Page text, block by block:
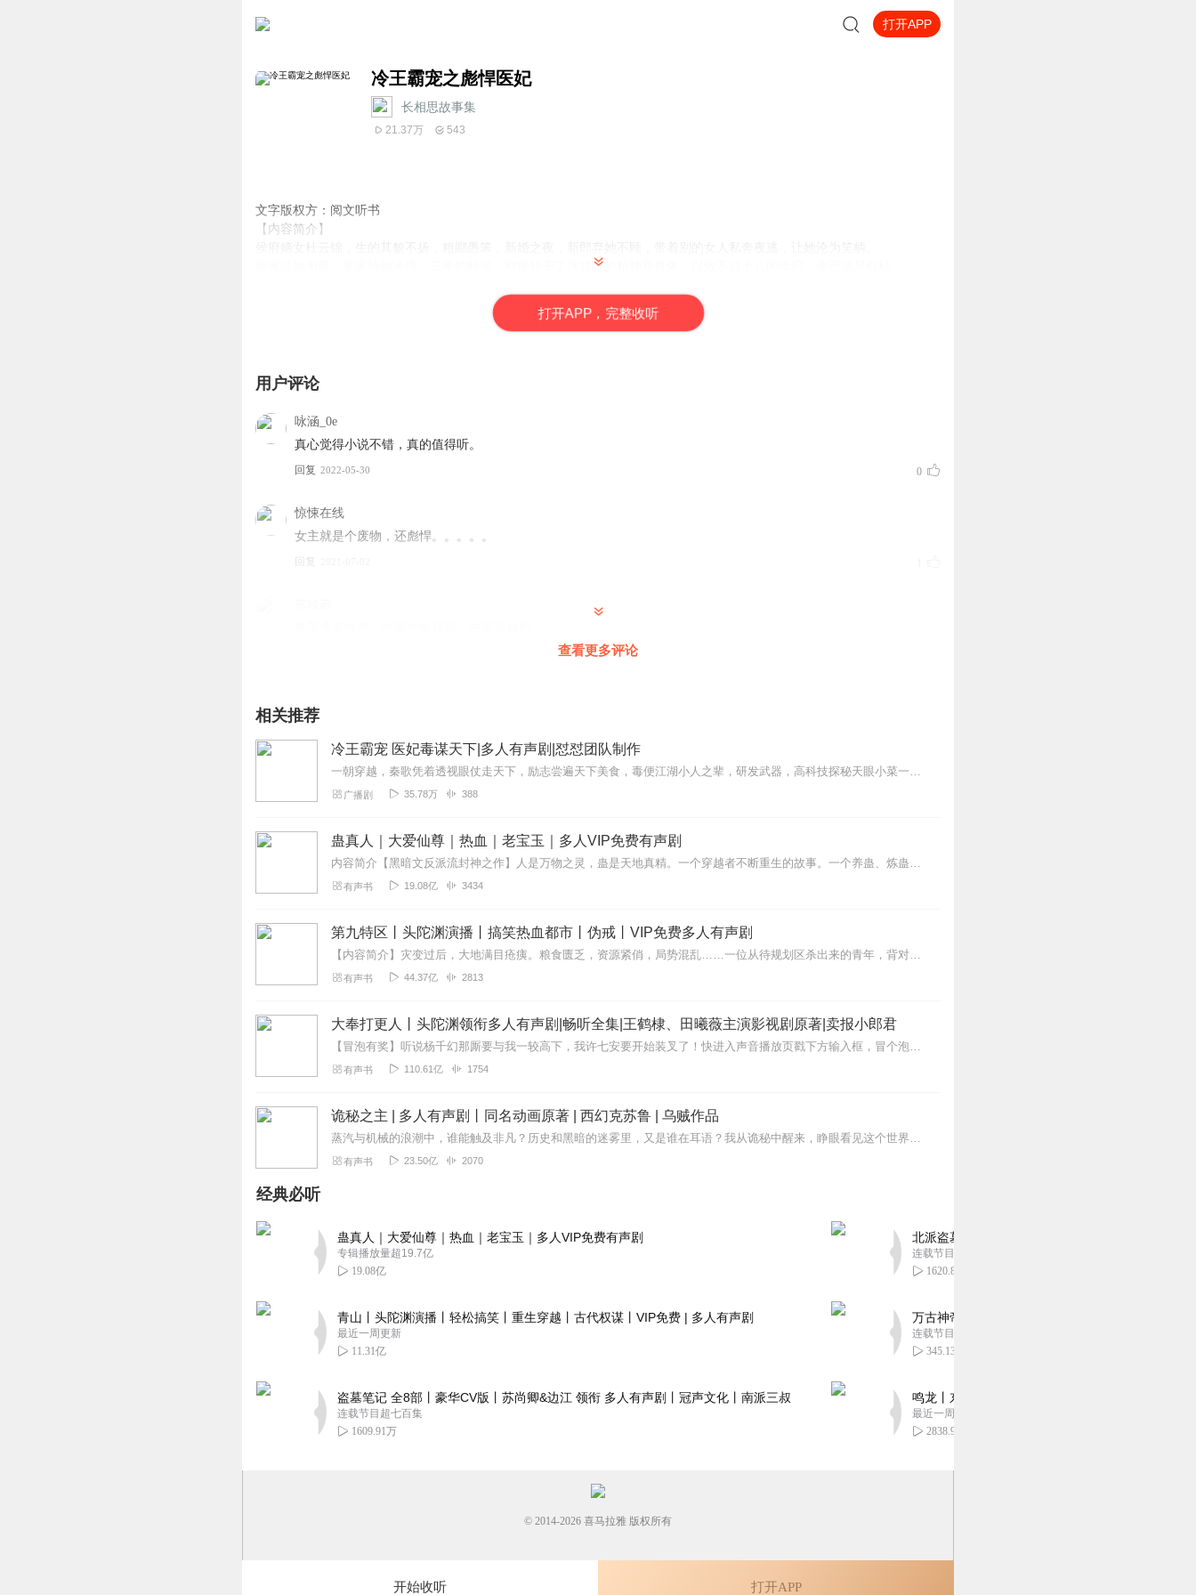
打开APP
冷王霸宠之彪悍医妃
长相思故事集
21.37万 543
文字版权方：阅文听书
【内容简介】
娘家以她为辱，婆家待她冷漠，三年的时光，彻底耗干了这姑娘的精神和身体，以致不过十八的年纪，便已油尽灯枯。
作者：七重纱衣...
打开APP，完整收听
用户评论
咏涵_0e
真心觉得小说不错，真的值得听。
回复 2022-05-30 0
惊悚在线
女主就是个废物，还彪悍。。。。。
回复
查看更多评论
相关推荐
冷王霸宠 医妃毒谋天下|多人有声剧|怼怼团队制作
一朝穿越，秦歌凭着透视眼仗走天下，励志尝遍天下美食，毒便江湖小人之辈，研发武器，高科技探秘天眼小菜一碟！秦歌身为陆战队高级间谍医馆，一越成了相府替嫁二小姐，本是...
广播剧 35.78万 388
蛊真人｜大爱仙尊｜热血｜老宝玉｜多人VIP免费有声剧
内容简介【黑暗文反派流封神之作】人是万物之灵，蛊是天地真精。一个穿越者不断重生的故事。一个养蛊、炼蛊、用蛊的奇特世界。配音组（男角色）老宝玉旁白...
有声书 19.08亿 3434
第九特区丨头陀渊演播丨搞笑热血都市丨伪戒丨VIP免费多人有声剧
【内容简介】灾变过后，大地满目疮痍。粮食匮乏，资源紧俏，局势混乱……一位从待规划区杀出来的青年，背对着漫天黄沙，孤身来到九区谋生，却不曾想偶然结识三五好友，一念...
有声书 44.37亿 2813
大奉打更人丨头陀渊领衔多人有声剧|畅听全集|王鹤棣、田曦薇主演影视剧原著|卖报小郎君
【冒泡有奖】听说杨千幻那厮要与我一较高下，我许七安要开始装叉了！快进入声音播放页戳下方输入框，冒个泡偷偷告诉我，我要用哪些诗词才能胜过他？说得好的，有赏！202...
有声书 110.61亿 1754
诡秘之主 | 多人有声剧丨同名动画原著 | 西幻克苏鲁 | 乌贼作品
蒸汽与机械的浪潮中，谁能触及非凡？历史和黑暗的迷雾里，又是谁在耳语？我从诡秘中醒来，睁眼看见这个世界：枪械，大炮，巨舰，飞空艇，差分机；魔药，占卜，诅咒，倒吊人...
有声书 23.50亿 2070
经典必听
蛊真人｜大爱仙尊｜热血｜老宝玉｜多人VIP免费有声剧
专辑播放量超19.7亿
19.08亿
青山丨头陀渊演播丨轻松搞笑丨重生穿越丨古代权谋丨VIP免费 | 多人有声剧
最近一周更新
11.31亿
盗墓笔记 全8部丨豪华CV版丨苏尚卿&边江 领衔 多人有声剧丨冠声文化丨南派三叔
连载节目超七百集
1609.91万
北派盗墓笔记丨头陀渊出品丨悬疑灵异丨摸金校尉
连载节目超四百集
1620.84万
万古神帝丨玄幻丨热血丨紫襟团队演播丨多人有声
连载节目超二百集
345.13万
鸣龙丨东方玄幻丨紫襟团队丨轻松搞笑丨多人有声
最近一周更新
2838.95万
开始收听 打开APP
© 2014-2026 喜马拉雅 版权所有